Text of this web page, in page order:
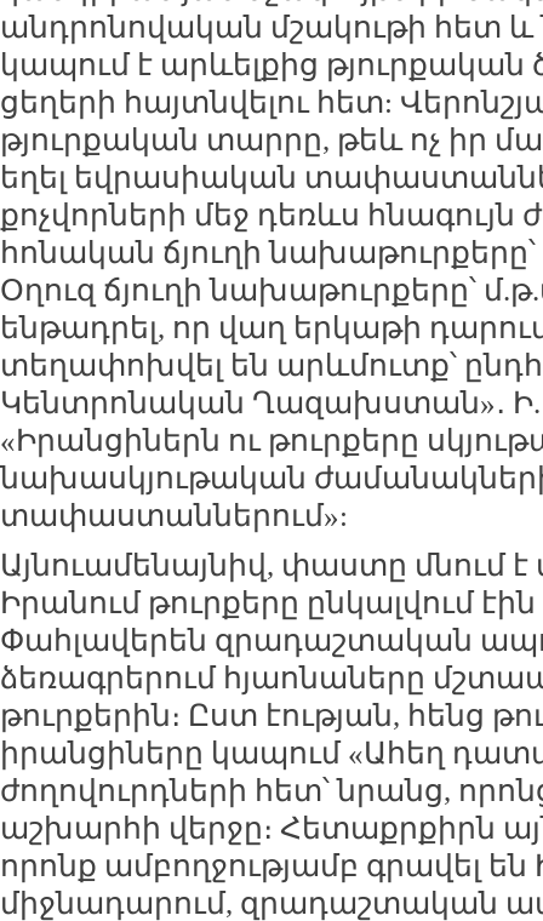
անդրոնովական մշակութի հետ և
կապում է արևելքից թյուրքական
ցեղերի հայտնվելու հետ:
թյուրքական տարրը, թեև ոչ իր
եղել եվրասիական
քոչվորների մեջ դեռևս հնագույն
հոնական ճյուղի
Օղուզ ճյուղի նախաթուրքերը՝
ենթադրել, որ վաղ երկաթի դարում
տեղափոխվել են արևմուտք՝
Կենտրոնական Ղազախստան»․ Ի.
«Իրանցիներն ու թուրքերը
նախասկյութական
տափաստաններում»:
Այնուամենայնիվ, փաստը մնում
Իրանում թուրքերը ընկալվում
Փահլավերեն զրադաշտական
ձեռագրերում հյաոնաները
թուրքերին։ Ըստ էության, հենց
իրանցիները կապում «Ահեղ
ժողովուրդների հետ՝ նրանց,
աշխարհի վերջը։ Հետաքրքիրն
որոնք ամբողջությամբ գրավել
միջնադարում, զրադաշտական